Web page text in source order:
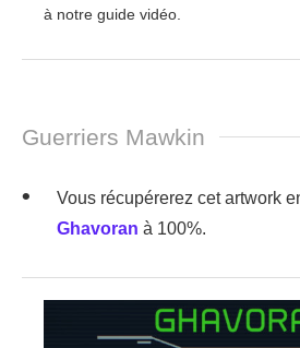
à notre guide vidéo.
Guerriers Mawkin
Vous récupérerez cet artwork
Ghavoran à 100%.